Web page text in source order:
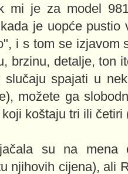
mi je za model
je uopće
i s tom se izjavom
brzinu, detalje, ton
slučaju spajati u
možete ga
koštaju tri ili
su na mena
njihovih cijena), ali